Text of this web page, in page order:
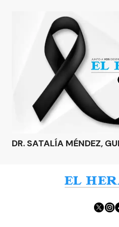
DR. SATALÍA MÉNDEZ,